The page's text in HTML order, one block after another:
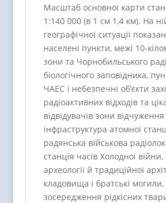
Масштаб основної карти
1:140 000 (в 1 см 1,4 км). На
географічної ситуації
населені пункти, межі 10-
зони та Чорнобильського
біологічного заповідника,
ЧАЕС і небезпечні об’єкти
радіоактивних відходів та
відвідувачів зони відчуження
інфраструктура атомної
радянська військова
станція часів Холодної війни,
археології й традиційної
кладовища і братські могили,
зосередження рідкісних